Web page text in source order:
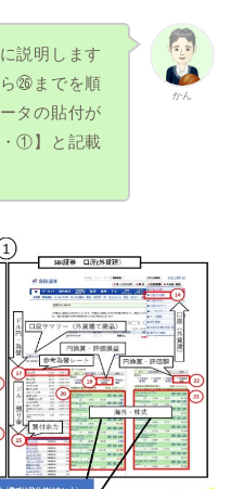
かん
説明します
㉖までを順
タの貼付が
①】と記載